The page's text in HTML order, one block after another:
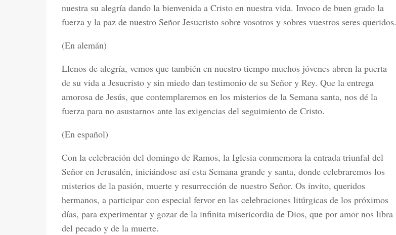
nuestra su alegría dando la bienvenida a Cristo en nuestra vida. Invoco de buen grado la
fuerza y la paz de nuestro Señor Jesucristo sobre vosotros y sobres vuestros seres queridos.
(En alemán)
Llenos de alegría, vemos que también en nuestro tiempo muchos jóvenes abren la puerta
de su vida a Jesucristo y sin miedo dan testimonio de su Señor y Rey. Que la entrega
amorosa de Jesús, que contemplaremos en los misterios de la Semana santa, nos dé la
fuerza para no asustarnos ante las exigencias del seguimiento de Cristo.
(En español)
Con la celebración del domingo de Ramos, la Iglesia conmemora la entrada triunfal del
Señor en Jerusalén, iniciándose así esta Semana grande y santa, donde celebraremos los
misterios de la pasión, muerte y resurrección de nuestro Señor. Os invito, queridos
hermanos, a participar con especial fervor en las celebraciones litúrgicas de los próximos
días, para experimentar y gozar de la infinita misericordia de Dios, que por amor nos libra
del pecado y de la muerte.